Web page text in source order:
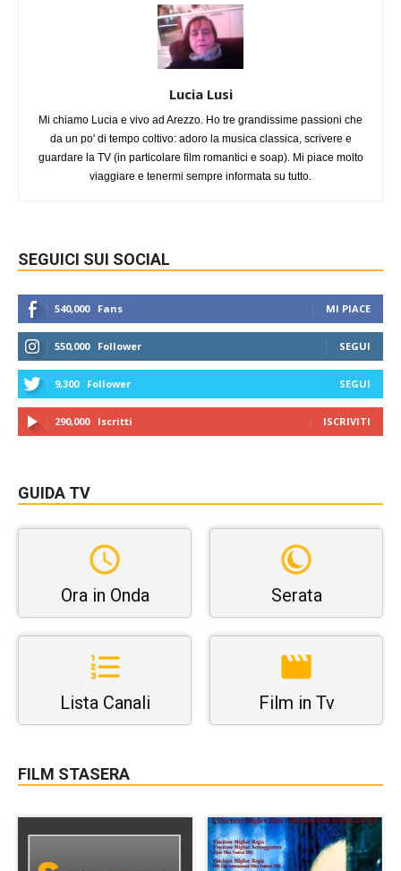
Lucia Lusi
Mi chiamo Lucia e vivo ad Arezzo. Ho tre grandissime passioni che
da un po' di tempo coltivo: adoro la musica classica, scrivere e
guardare la TV (in particolare film romantici e soap). Mi piace molto
viaggiare e tenermi sempre informata su tutto.
SEGUICI SUI SOCIAL
540,000 Fans MI PIACE
550,000 Follower SEGUI
9,300 Follower SEGUI
290,000 Iscritti ISCRIVITI
GUIDA TV
Ora in Onda Serata
Lista Canali Film in Tv
FILM STASERA